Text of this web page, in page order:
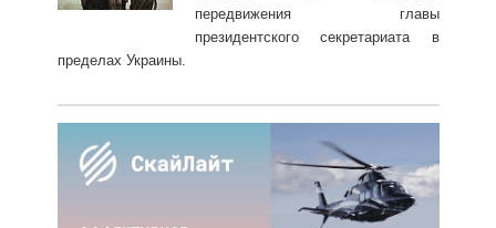
передвижения главы
президентского секретариата в
пределах Украины.